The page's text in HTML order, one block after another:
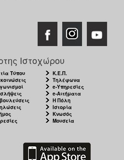
Ιστοχώρου
Τύπου
Κ.Ε.Π.
Τηλέφωνα
e-Υπηρεσίες
e-Αιτήματα
Η Πόλη
Ιστορία
Κνωσός
Μουσεία